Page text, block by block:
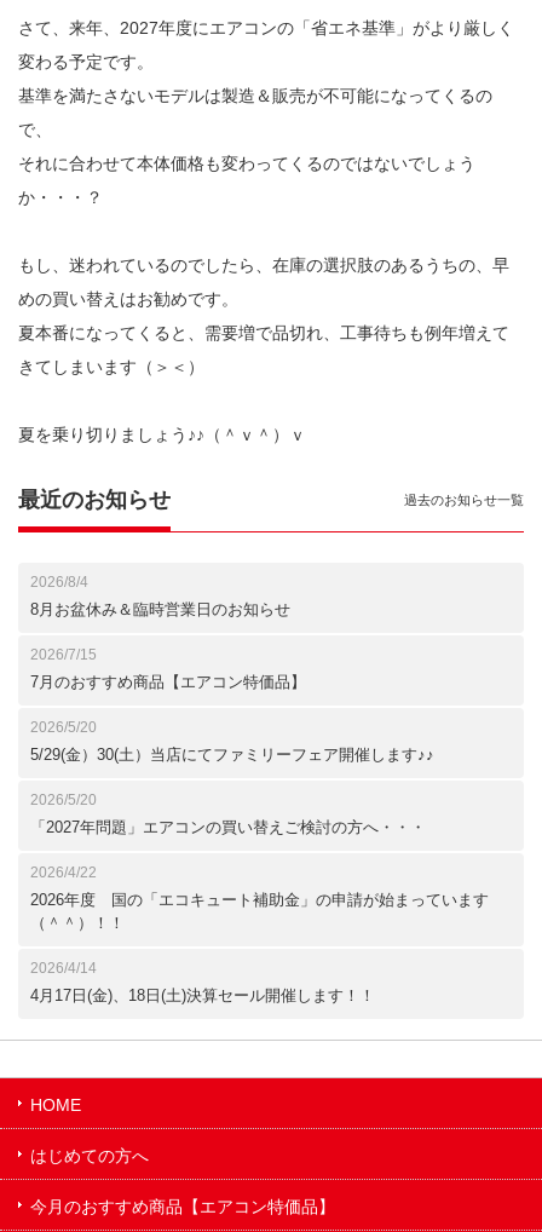
さて、来年、2027年度にエアコンの「省エネ基準」がより厳しく
変わる予定です。
基準を満たさないモデルは製造＆販売が不可能になってくるの
で、
それに合わせて本体価格も変わってくるのではないでしょう
か・・・？
もし、迷われているのでしたら、在庫の選択肢のあるうちの、早
めの買い替えはお勧めです。
夏本番になってくると、需要増で品切れ、工事待ちも例年増えて
きてしまいます（＞＜）
夏を乗り切りましょう♪♪（＾ｖ＾）ｖ
最近のお知らせ
2026/8/4
8月お盆休み＆臨時営業日のお知らせ
2026/7/15
7月のおすすめ商品【エアコン特価品】
2026/5/20
5/29(金）30(土）当店にてファミリーフェア開催します♪♪
2026/5/20
「2027年問題」エアコンの買い替えご検討の方へ・・・
2026/4/22
2026年度 国の「エコキュート補助金」の申請が始まっています
（＾＾）！！
2026/4/14
4月17日(金)、18日(土)決算セール開催します！！
過去のお知らせ一覧
HOME
はじめての方へ
今月のおすすめ商品【エアコン特価品】